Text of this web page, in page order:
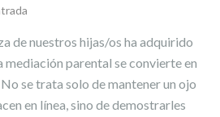
de nuestros hijas/os ha adquirido
mediación parental se convierte en
se trata solo de mantener un ojo
en línea, sino de demostrarles